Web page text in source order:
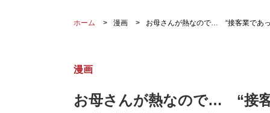
ホーム 漫画 お母さんが熱なので… “接客業であ
漫画
お母さんが熱なので… “接